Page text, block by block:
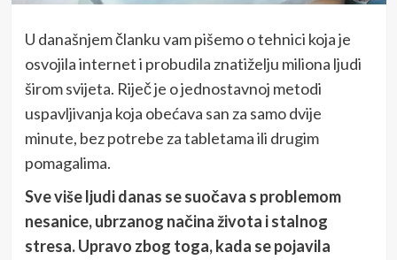
U današnjem članku vam pišemo o tehnici koja je
osvojila internet i probudila znatiželju miliona ljudi
širom svijeta. Riječ je o jednostavnoj metodi
uspavljivanja koja obećava san za samo dvije
minute, bez potrebe za tabletama ili drugim
pomagalima.
Sve više ljudi danas se suočava s problemom
nesanice, ubrzanog načina života i stalnog
stresa. Upravo zbog toga, kada se pojavila